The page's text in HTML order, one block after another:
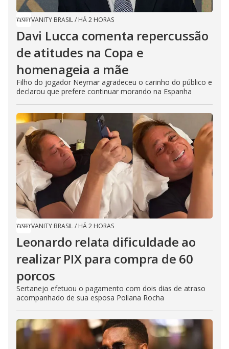
VANITY BRASIL/ HÁ 2 HORAS
Davi Lucca comenta repercussão
de atitudes na Copa e
homenageia a mãe
Filho do jogador Neymar agradeceu o carinho do público e
declarou que prefere continuar morando na Espanha
VANITY BRASIL/ HÁ 2 HORAS
Leonardo relata dificuldade ao
realizar PIX para compra de 60
porcos
Sertanejo efetuou o pagamento com dois dias de atraso
acompanhado de sua esposa Poliana Rocha